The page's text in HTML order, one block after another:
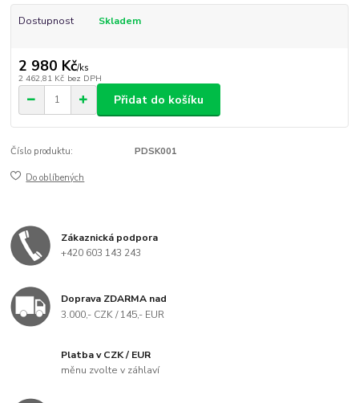
Dostupnost Skladem
2 980 Kč/ks
2 462,81 Kč bez DPH
Přidat do košíku
Číslo produktu: PDSK001
Do oblíbených
Zákaznická podpora
+420 603 143 243
Doprava ZDARMA nad
3.000,- CZK / 145,- EUR
Platba v CZK / EUR
měnu zvolte v záhlaví